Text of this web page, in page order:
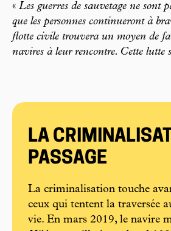
« Les guerres de sauvetage ne sont
que les personnes continueront à
flotte civile trouvera un moyen de
navires à leur rencontre. Cette lutte
LA
PASSAGE
La criminalisation touche
ceux qui tentent la traversée
vie. En mars 2019, le navire